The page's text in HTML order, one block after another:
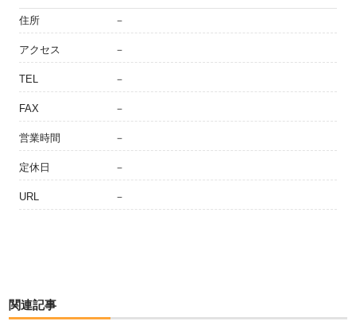
住所 －
アクセス －
TEL －
FAX －
営業時間 －
定休日 －
URL －
関連記事